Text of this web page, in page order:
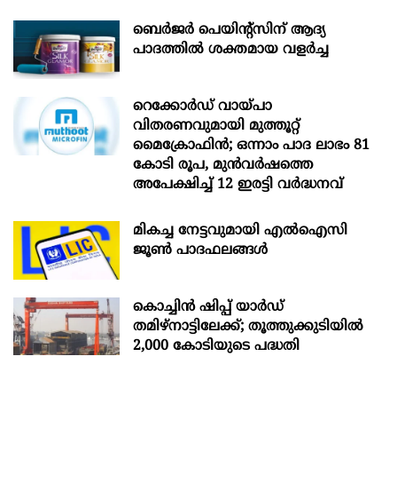
ബെർജർ പെയിന്റ്സിന് ആദ്യ
പാദത്തിൽ ശക്തമായ വളർച്ച
റെക്കോർഡ് വായ്പാ
വിതരണവുമായി മുത്തൂറ്റ്
മൈക്രോഫിൻ; ഒന്നാം പാദ ലാഭം 81
കോടി രൂപ, മുൻവർഷത്തെ
അപേക്ഷിച്ച് 12 ഇരട്ടി വർദ്ധനവ്
മികച്ച നേട്ടവുമായി എൽഐസി
ജൂൺ പാദഫലങ്ങൾ
കൊച്ചിന്‍ ഷിപ്പ് യാർഡ്
തമിഴ്നാട്ടിലേക്ക്; തൂത്തുക്കുടിയിൽ
2,000 കോടിയുടെ പദ്ധതി